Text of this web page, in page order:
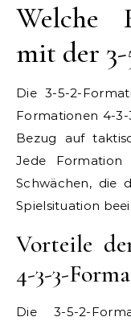
Welche
mit der 3-
Die 3-5-2-
Formationen 4-3-
Bezug auf
Jede Formation
Schwächen, die
Spielsituation
Vorteile
4-3-3-
Die 3-5-2-